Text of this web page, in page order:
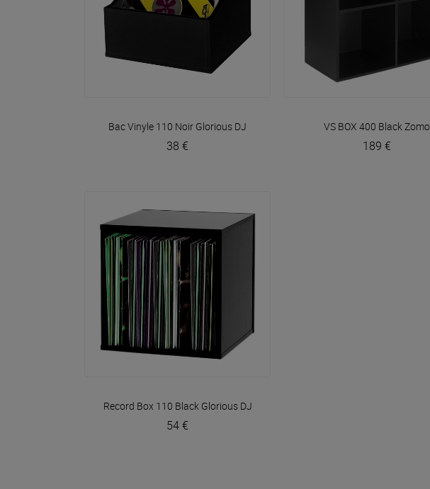
VOIR EN DÉTAIL
Bac Vinyle 110 Noir Glorious DJ
38 €
VOIR EN DÉTAIL
VS BOX 400 BlackZomo
189 €
VOIR EN DÉTAIL
Record Box 110 Black Glorious DJ
54 €